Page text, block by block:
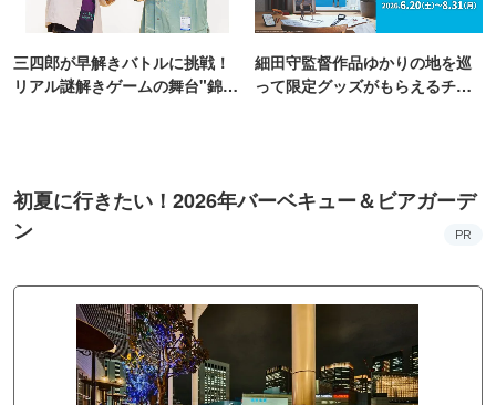
三四郎が早解きバトルに挑戦！
リアル謎解きゲームの舞台"錦糸
細田守監督作品ゆかりの地を巡
って限定グッズがもらえるチャ
初夏に行きたい！2026年バーベキュー＆ビアガーデ
ン
PR